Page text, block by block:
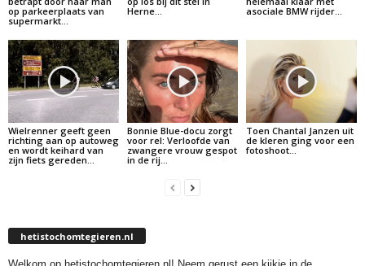
op parkeerplaats van
supermarkt…
Herne…
asociale BMW rijder…
Wielrenner geeft geen
richting aan op autoweg
en wordt keihard van
zijn fiets gereden…
Bonnie Blue-docu zorgt
voor rel: Verloofde van
zwangere vrouw gespot
in de rij…
Toen Chantal Janzen uit
de kleren ging voor een
fotoshoot…
hetistochomtegieren.nl